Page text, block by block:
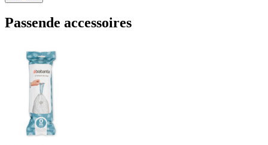
Passende accessoires